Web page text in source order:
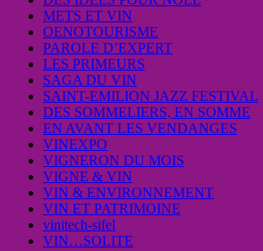
METS ET VIN
OENOTOURISME
PAROLE D’EXPERT
LES PRIMEURS
SAGA DU VIN
SAINT-EMILION JAZZ FESTIVAL
DES SOMMELIERS, EN SOMME
EN AVANT LES VENDANGES
VINEXPO
VIGNERON DU MOIS
VIGNE & VIN
VIN & ENVIRONNEMENT
VIN ET PATRIMOINE
vinitech-sifel
VIN…SOLITE